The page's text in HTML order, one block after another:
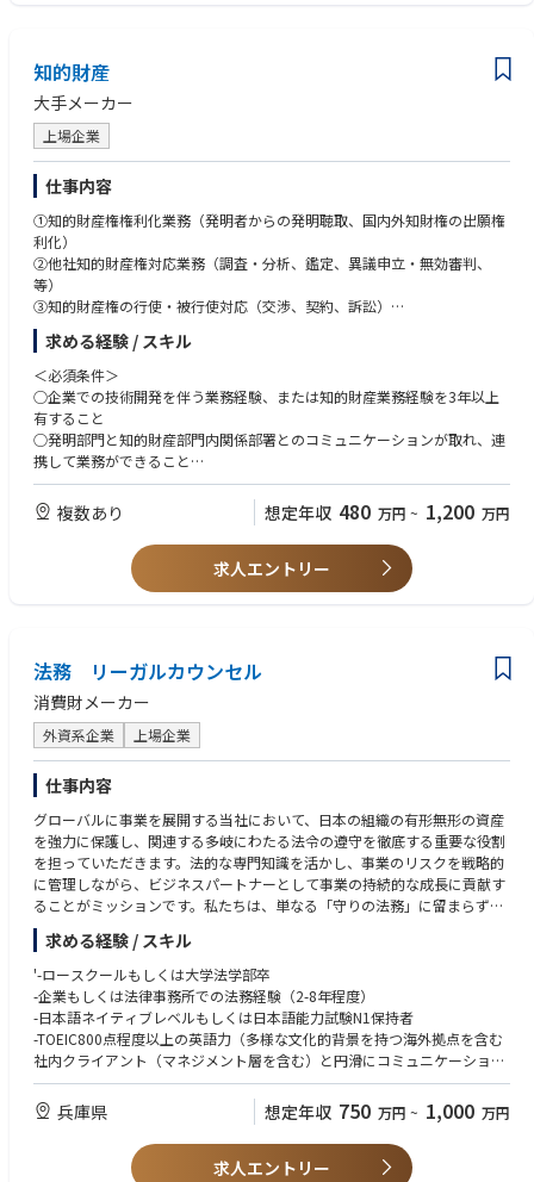
知的財産
大手メーカー
上場企業
仕事内容
①知的財産権権利化業務（発明者からの発明聴取、国内外知財権の出願権
利化）
②他社知的財産権対応業務（調査・分析、鑑定、異議申立・無効審判、
等）
③知的財産権の行使・被行使対応（交渉、契約、訴訟）
④事業知的財産戦略の策定・実行（出願・権利化、競争、協業、M&A、教
育、他）
求める経験 / スキル
＜必須条件＞
○企業での技術開発を伴う業務経験、または知的財産業務経験を3年以上
有すること
○発明部門と知的財産部門内関係部署とのコミュニケーションが取れ、連
携して業務ができること
○TOEIC 650点以上または同等の英語力を有すること
＜歓迎条件＞
○企業の知的財産部門または特許・法律事務所での外国権利化業務等の
実務経験（外国代理人との直接対応等）
○材料分野、電子/光デバイス分野の技術専門性
複数あり 想定年収 480 万円 ~ 1,200 万円
求人エントリー
法務 リーガルカウンセル
消費財メーカー
外資系企業 上場企業
仕事内容
グローバルに事業を展開する当社において、日本の組織の有形無形の資産
を強力に保護し、関連する多岐にわたる法令の遵守を徹底する重要な役割
を担っていただきます。法的な専門知識を活かし、事業のリスクを戦略的
に管理しながら、ビジネスパートナーとして事業の持続的な成長に貢献す
ることがミッションです。私たちは、単なる「守りの法務」に留まらず、
ビジネスの目標達成を法的な視点から積極的に支援し、新たな可能性を切
り拓く「攻めの法務」を求めています。
【役割と責任】
このポジションでは、法務部門の一員として、担当する部署や事業部を社
内「クライアント」と捉え、法的側面から戦略的なガイダンスを提供しま
す。与えられた案件に対応するだけでなく、自ら目的意識を持って積極的
ューションを提案・実行することが求められます。法的な制約を指摘する
に留まらず、「どうすれば実現できるか」を考え抜き、解決へと導く、真
のビジネスパートナーとしての貢献が期待されます。
求める経験 / スキル
'-ロースクールもしくは大学法学部卒
-企業もしくは法律事務所での法務経験（2-8年程度）
-日本語ネイティブレベルもしくは日本語能力試験N1保持者
-TOEIC800点程度以上の英語力（多様な文化的背景を持つ海外拠点を含む
社内クライアント（マネジメント層を含む）と円滑にコミュニケーション
を図るため、高いレベルのビジネス英語力（ネイティブの英語話者と十分
に意思疎通ができるレベル）が必須です。）
＊人事、労務、独占禁止法景品表示法、個人情報保護法、商標・著作権関
連、産業廃棄物・物流関連等などの分野での法務経験をお持ちの方であれ
兵庫県 想定年収 750 万円 ~ 1,000 万円
求人エントリー